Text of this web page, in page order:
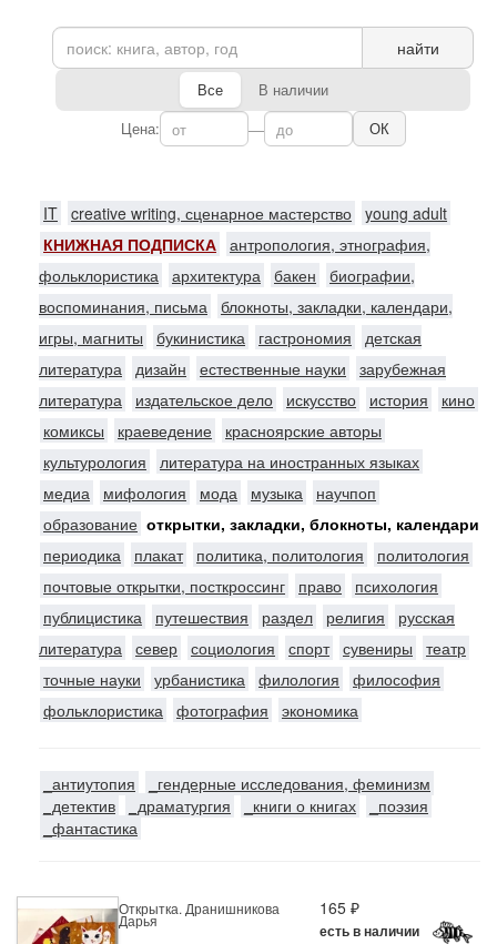
найти
Все
В наличии
Цена:
— ОК
IT creative writing, сценарное мастерство young adult
КНИЖНАЯ ПОДПИСКА антропология, этнография,
фольклористика архитектура бакен
биографии,
воспоминания, письма блокноты, закладки, календари,
игры, магниты
букинистика гастрономия
детская
литература дизайн естественные науки
зарубежная
литература
издательское дело искусство история
кино
комиксы
краеведение
красноярские авторы
культурология
литература на иностранных языках
медиа
мифология мода музыка
научпоп
образование открытки, закладки, блокноты, календари
периодика
плакат политика, политология
политология
почтовые открытки, посткроссинг
право
психология
публицистика
путешествия раздел религия
русская
литература север социология спорт сувениры
театр
точные науки
урбанистика филология
философия
фольклористика фотография экономика
_антиутопия
_гендерные исследования, феминизм
_детектив
_драматургия _книги о книгах
_поэзия
_фантастика
Открытка. Дранишникова
Дарья
165 ₽
есть в наличии